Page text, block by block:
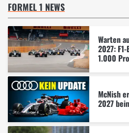
FORMEL 1 NEWS
Warten
2027:
1.000
McNish
2027